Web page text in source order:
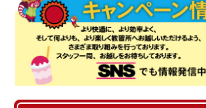
分かりやす